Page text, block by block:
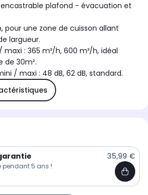
plafond - évacuation et
pour une zone de cuisson allant
largueur.
: 365 m³/h, 600 m³/h, idéal
de 30m².
/ maxi : 48 dB, 62 dB, standard.
35,99 €
pendant 5 ans !